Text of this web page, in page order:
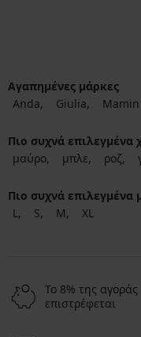
Αγαπημένες μάρκες
Anda
Giulia
Πιο συχνά επιλεγμένα
μαύρο
μπλε ροζ
Πιο συχνά επιλεγμένα
L
S M XL
Το 8% της αγοράς
επιστρέφεται